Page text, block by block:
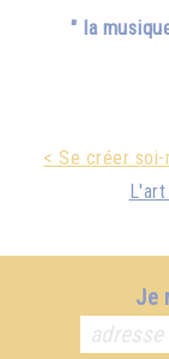
" la
< Se créer
Je